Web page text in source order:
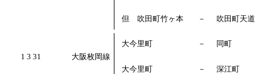
但 吹田町竹ヶ本 － 吹田町天道
1 3 31 大阪枚岡線
大今里町 － 同町
大今里町 － 深江町